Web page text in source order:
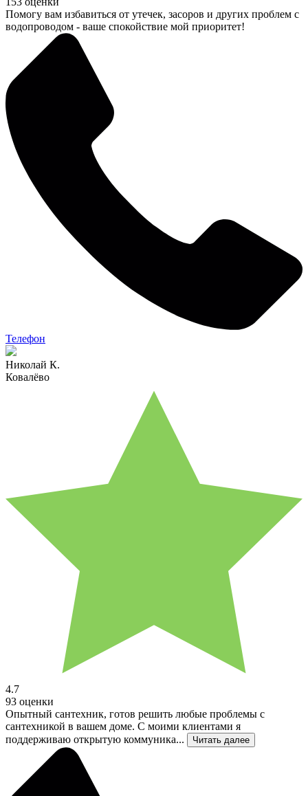
Помогу вам избавиться от утечек, засоров и других проблем с
водопроводом - ваше спокойствие мой приоритет!
Телефон
Николай К.
Ковалёво
4.7
93 оценки
Опытный сантехник, готов решить любые проблемы с
сантехникой в вашем доме. С моими клиентами я
поддерживаю открытую коммуника...
Читать далее